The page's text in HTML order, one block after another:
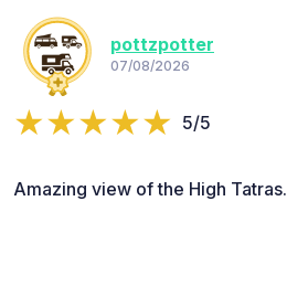
pottzpotter
07/08/2026
5/5
Amazing view of the High Tatras.